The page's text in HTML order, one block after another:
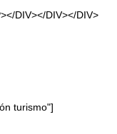
DIV></DIV></DIV>
turismo"]